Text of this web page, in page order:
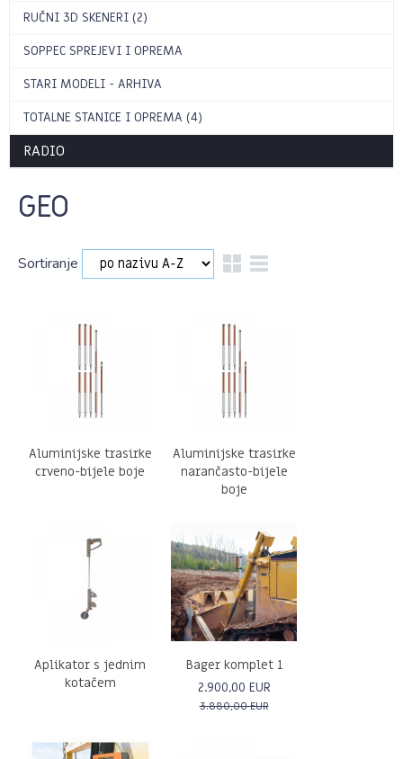
RUČNI 3D SKENERI (2)
SOPPEC SPREJEVI I OPREMA
STARI MODELI - ARHIVA
TOTALNE STANICE I OPREMA (4)
RADIO
GEO
Sortiranje
Aluminijske trasirke
crveno-bijele boje
Aluminijske trasirke
narančasto-bijele
boje
Aplikator s jednim
kotačem
Bager komplet 1
2.900,00 EUR
3.880,00 EUR